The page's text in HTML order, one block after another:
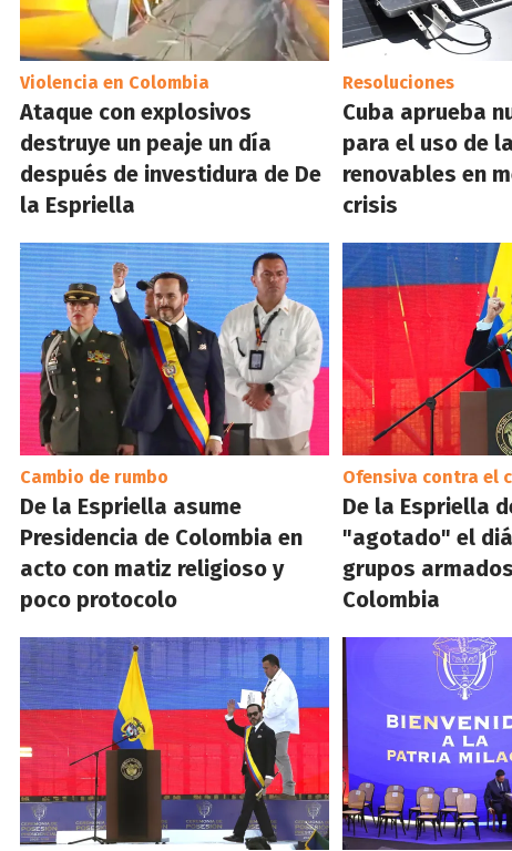
Violencia en Colombia
Ataque con explosivos
destruye un peaje un día
después de investidura de De
la Espriella
Resoluciones
Cuba aprueba
para el uso de
renovables en
crisis
Cambio de rumbo
De la Espriella asume
Presidencia de Colombia en
acto con matiz religioso y
poco protocolo
Ofensiva contra el
De la Espriella
"agotado" el
grupos
Colombia